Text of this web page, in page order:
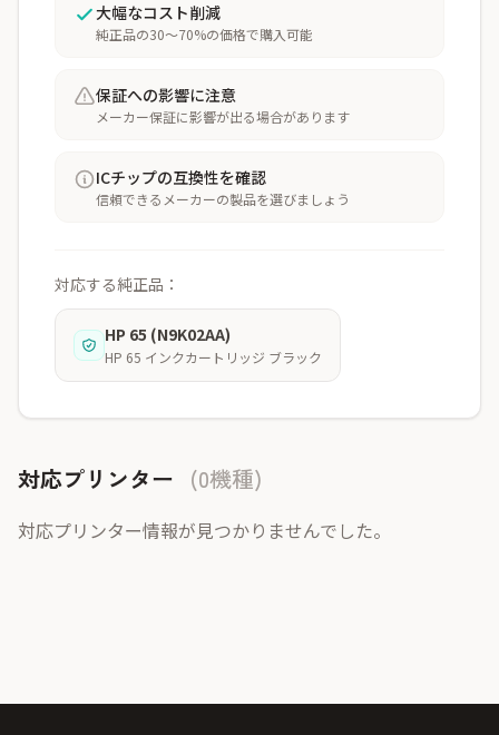
大幅なコスト削減
純正品の30〜70%の価格で購入可能
保証への影響に注意
メーカー保証に影響が出る場合があります
ICチップの互換性を確認
信頼できるメーカーの製品を選びましょう
対応する純正品：
HP 65 (N9K02AA)
HP 65 インクカートリッジ ブラック
対応プリンター (0機種)
対応プリンター情報が見つかりませんでした。